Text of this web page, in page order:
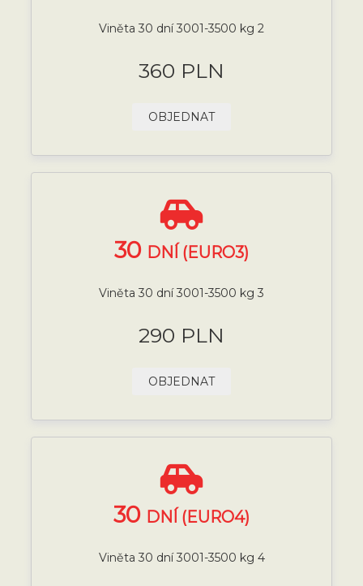
Viněta 30 dní 3001-3500 kg 2
360 PLN
OBJEDNAT
30 DNÍ (EURO3)
Viněta 30 dní 3001-3500 kg 3
290 PLN
OBJEDNAT
30 DNÍ (EURO4)
Viněta 30 dní 3001-3500 kg 4